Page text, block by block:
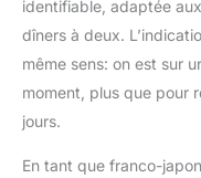
identifiable, adaptée
dîners à deux.
même sens: on est sur
moment, plus que pour
jours.
En tant que franco-